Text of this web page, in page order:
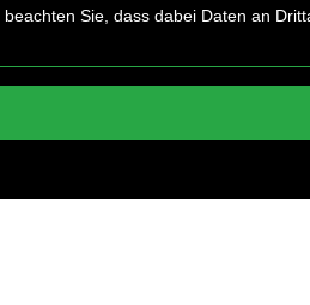
Sie, dass dabei Daten an